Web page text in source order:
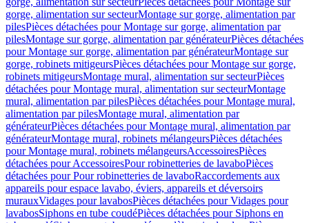
gorge, alimentation sur secteurMontage sur gorge, alimentation par
pilesPièces détachées pour Montage sur gorge, alimentation par
pilesMontage sur gorge, alimentation par générateurPièces détachées
pour Montage sur gorge, alimentation par générateurMontage sur
gorge, robinets mitigeursPièces détachées pour Montage sur gorge,
robinets mitigeursMontage mural, alimentation sur secteurPièces
détachées pour Montage mural, alimentation sur secteurMontage
mural, alimentation par pilesPièces détachées pour Montage mural,
alimentation par pilesMontage mural, alimentation par
générateurPièces détachées pour Montage mural, alimentation par
générateurMontage mural, robinets mélangeursPièces détachées
pour Montage mural, robinets mélangeursAccessoiresPièces
détachées pour AccessoiresPour robinetteries de lavaboPièces
détachées pour Pour robinetteries de lavaboRaccordements aux
appareils pour espace lavabo, éviers, appareils et déversoirs
murauxVidages pour lavabosPièces détachées pour Vidages pour
lavabosSiphons en tube coudéPièces détachées pour Siphons en